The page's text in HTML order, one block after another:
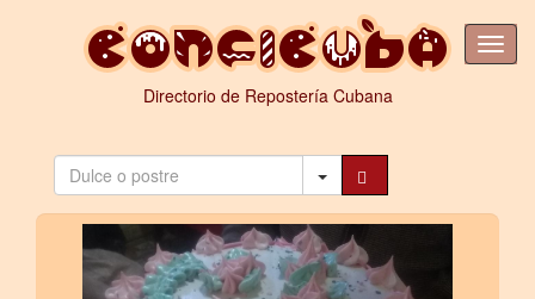
Directorio de Repostería Cubana